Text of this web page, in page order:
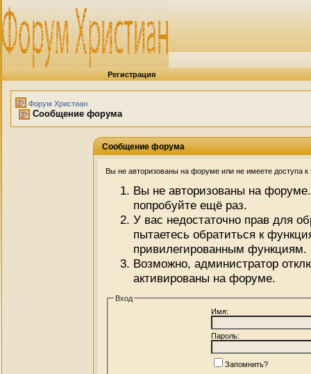
Регистрация
Форум Христиан
Сообщение форума
Сообщение форума
Вы не авторизованы на форуме или не имеете доступа к
Вы не авторизованы на
попробуйте ещё раз.
У вас недостаточно прав для
пытаетесь обратиться к
привилегированным функциям.
Возможно, администратор
активированы на форуме.
Вход
Имя:
Пароль:
Запомнить?